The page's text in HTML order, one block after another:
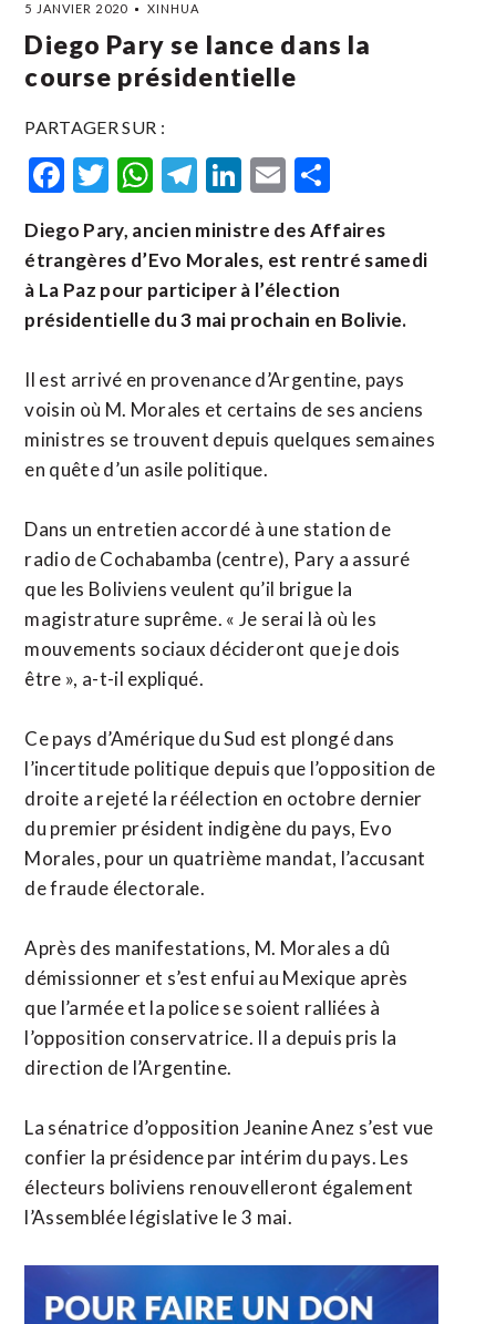
5 JANVIER 2020 XINHUA
Diego Pary se lance dans la
course présidentielle
PARTAGER SUR :
Facebook
Twitter
WhatsApp
Telegram
LinkedIn
Email
Diego Pary, ancien ministre des Affaires
étrangères d’Evo Morales, est rentré samedi
à La Paz pour participer à l’élection
présidentielle du 3 mai prochain en Bolivie.
Il est arrivé en provenance d’Argentine, pays
voisin où M. Morales et certains de ses anciens
ministres se trouvent depuis quelques semaines
en quête d’un asile politique.
Dans un entretien accordé à une station de
radio de Cochabamba (centre), Pary a assuré
que les Boliviens veulent qu’il brigue la
magistrature suprême. « Je serai là où les
mouvements sociaux décideront que je dois
être », a-t-il expliqué.
Ce pays d’Amérique du Sud est plongé dans
l’incertitude politique depuis que l’opposition de
droite a rejeté la réélection en octobre dernier
du premier président indigène du pays, Evo
Morales, pour un quatrième mandat, l’accusant
de fraude électorale.
Après des manifestations, M. Morales a dû
démissionner et s’est enfui au Mexique après
que l’armée et la police se soient ralliées à
l’opposition conservatrice. Il a depuis pris la
direction de l’Argentine.
La sénatrice d’opposition Jeanine Anez s’est vue
confier la présidence par intérim du pays. Les
électeurs boliviens renouvelleront également
l’Assemblée législative le 3 mai.